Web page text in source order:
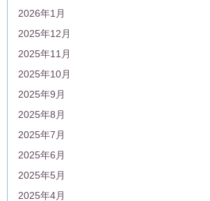
2026年1月
2025年12月
2025年11月
2025年10月
2025年9月
2025年8月
2025年7月
2025年6月
2025年5月
2025年4月